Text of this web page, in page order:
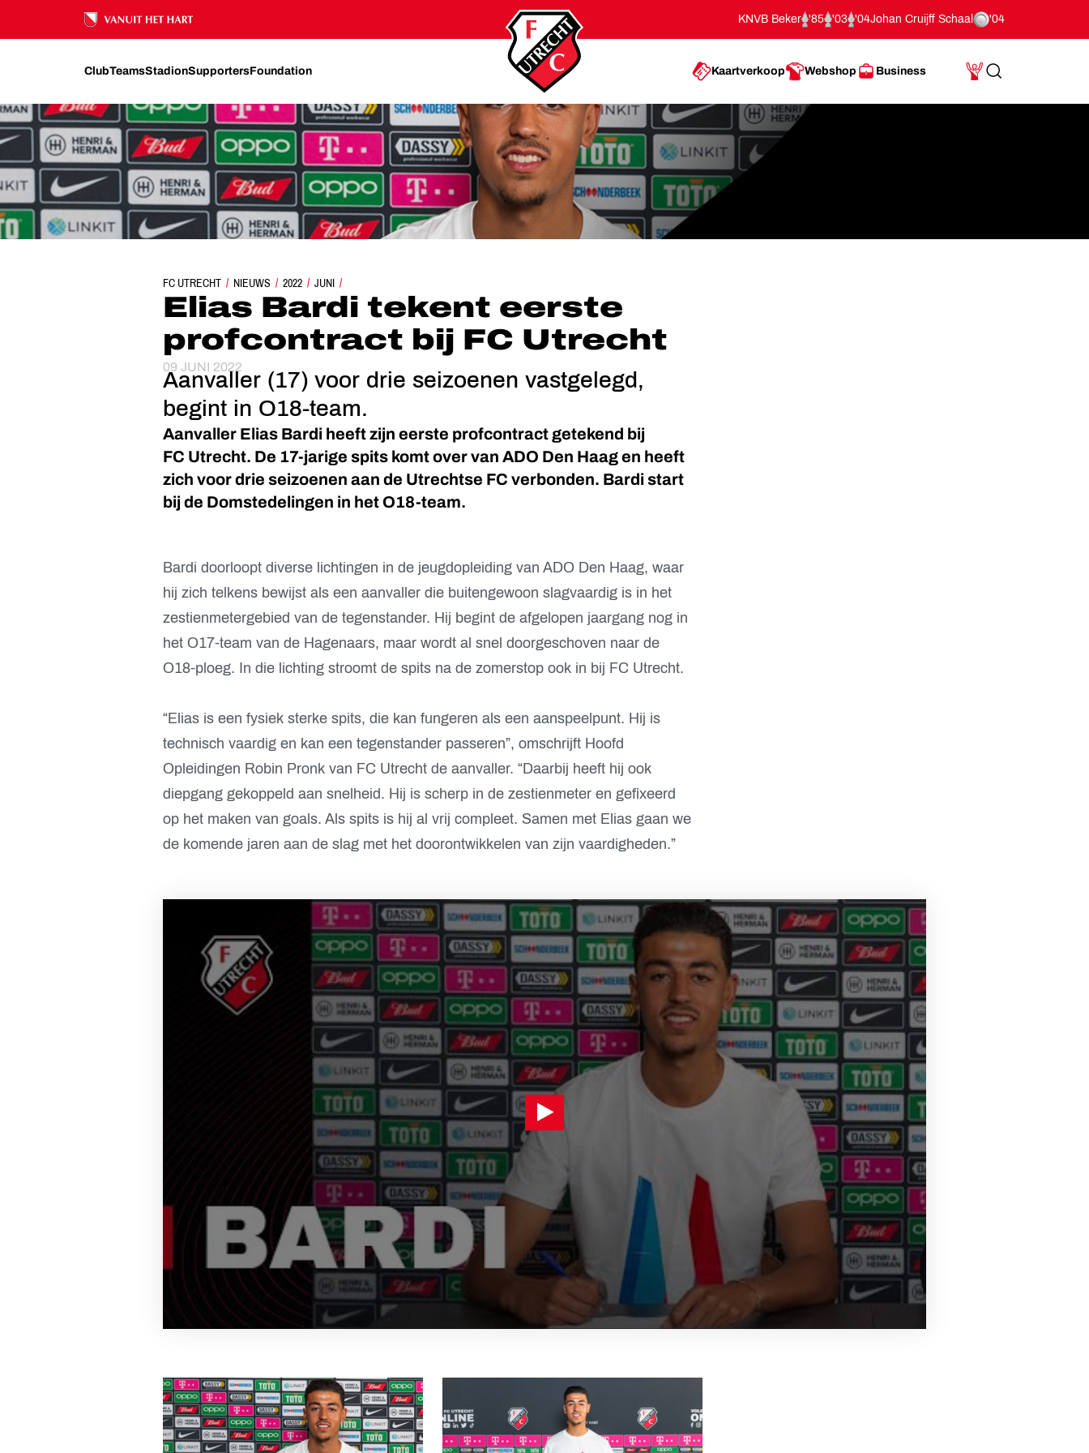
Ons nalatenschap
KNVB Beker '85 '03 '04Johan Cruijff Schaal '04
ClubTeamsStadionSupportersFoundation Kaartverkoop Webshop Business
Mijn Account
Search
FC UTRECHT NIEUWS 2022 JUNI
ELIAS BARDI TEKENT EERSTE PROFCONTRACT BIJ FC UTRECHT
Elias Bardi tekent eerste
profcontract bij FC Utrecht
09 JUNI 2022
Aanvaller (17) voor drie seizoenen vastgelegd,
begint in O18-team.
Aanvaller Elias Bardi heeft zijn eerste profcontract getekend bij
FC Utrecht. De 17-jarige spits komt over van ADO Den Haag en heeft
zich voor drie seizoenen aan de Utrechtse FC verbonden. Bardi start
bij de Domstedelingen in het O18-team.
Bardi doorloopt diverse lichtingen in de jeugdopleiding van ADO Den Haag, waar
hij zich telkens bewijst als een aanvaller die buitengewoon slagvaardig is in het
zestienmetergebied van de tegenstander. Hij begint de afgelopen jaargang nog in
het O17-team van de Hagenaars, maar wordt al snel doorgeschoven naar de
O18-ploeg. In die lichting stroomt de spits na de zomerstop ook in bij FC Utrecht.
“Elias is een fysiek sterke spits, die kan fungeren als een aanspeelpunt. Hij is
technisch vaardig en kan een tegenstander passeren”, omschrijft Hoofd
Opleidingen Robin Pronk van FC Utrecht de aanvaller. “Daarbij heeft hij ook
diepgang gekoppeld aan snelheid. Hij is scherp in de zestienmeter en gefixeerd
op het maken van goals. Als spits is hij al vrij compleet. Samen met Elias gaan we
de komende jaren aan de slag met het doorontwikkelen van zijn vaardigheden.”